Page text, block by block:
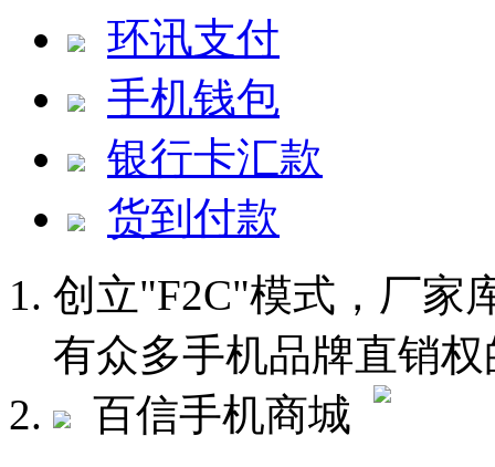
环讯支付
手机钱包
银行卡汇款
货到付款
创立"F2C"模式，厂家
有众多手机品牌直销
百信手机商城